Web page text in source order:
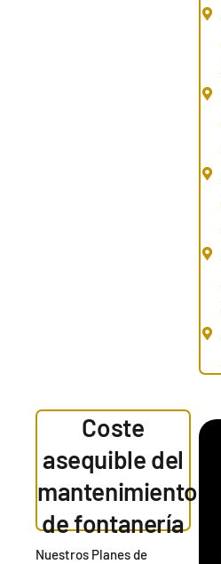
Coste
asequible del
mantenimiento
de fontanería
Nuestros Planes de